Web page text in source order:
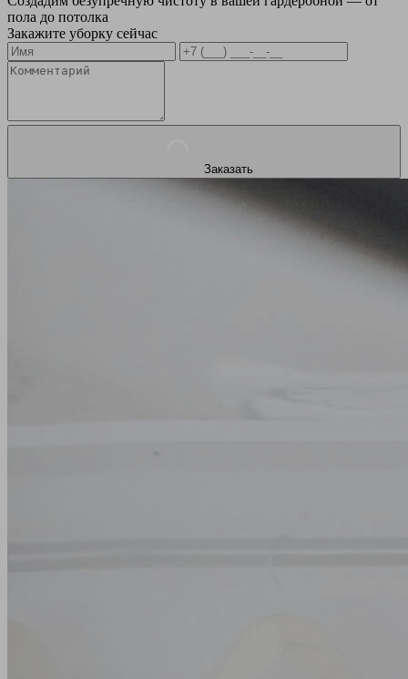
пола до потолка
Закажите уборку сейчас
Заказать